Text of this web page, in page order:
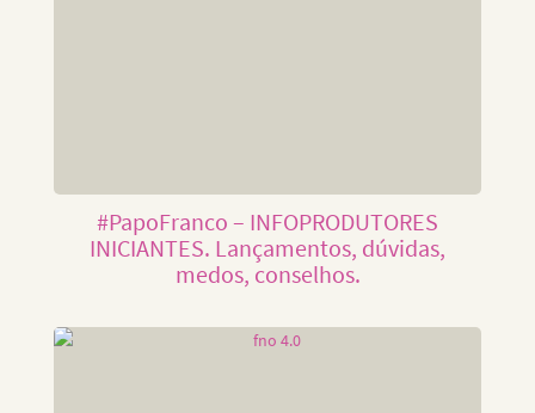
#PapoFranco – INFOPRODUTORES
INICIANTES. Lançamentos, dúvidas,
medos, conselhos.